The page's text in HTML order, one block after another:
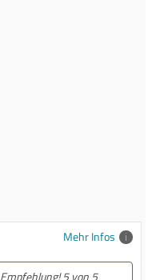
Mehr Infos
Empfehlung! 5 von 5